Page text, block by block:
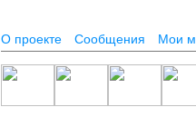
О проекте Сообщения Мои